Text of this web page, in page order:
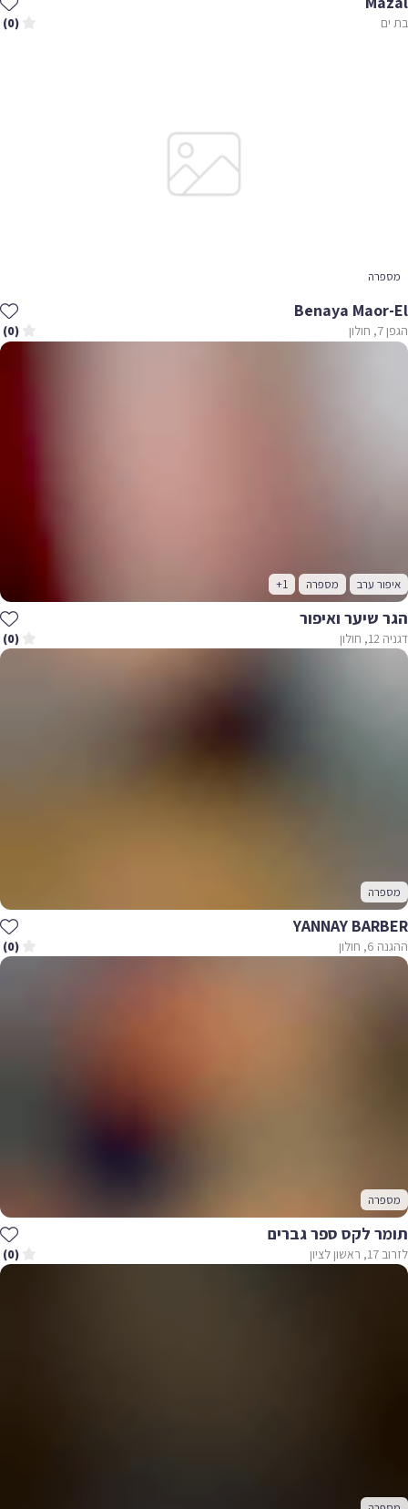
בת ים (0)
מספרה
Benaya Maor-El
הגפן 7, חולון (0)
איפור ערב מספרה +1
הגר שיער ואיפור
דגניה 12, חולון (0)
מספרה
YANNAY BARBER
ההגנה 6, חולון (0)
מספרה
תומר לקס ספר גברים
לזרוב 17, ראשון לציון (0)